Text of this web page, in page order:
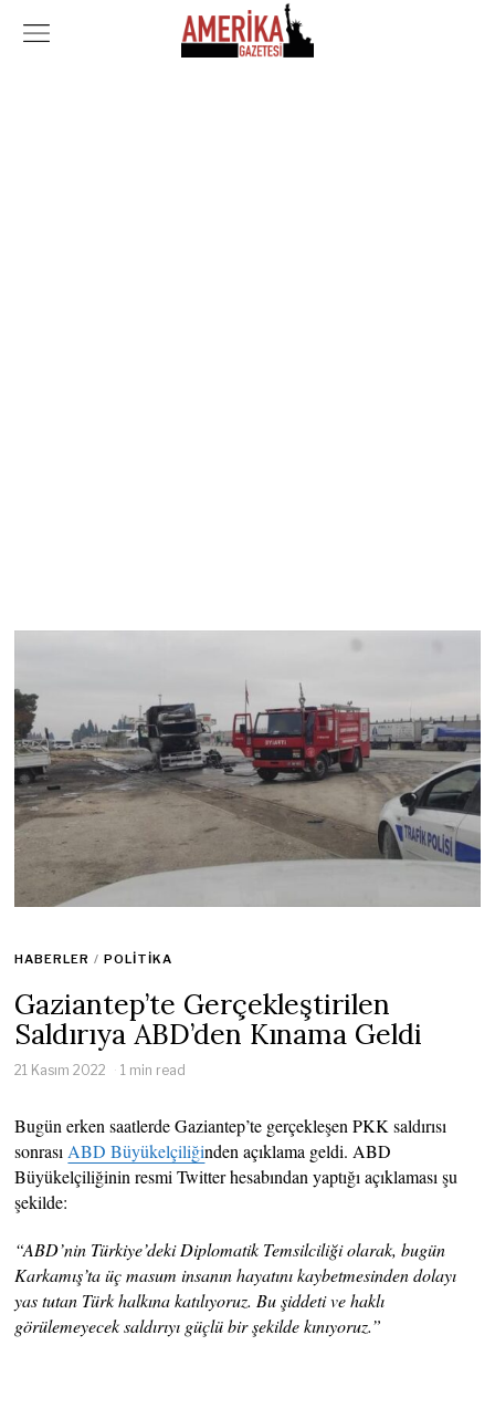
HABERLER / POLITIKA
Gaziantep’te Gerçekleştirilen
Saldırıya ABD’den Kınama Geldi
21 Kasım 2022 1 min read
Bugün erken saatlerde Gaziantep’te gerçekleşen PKK saldırısı
sonrası ABD Büyükelçiliğinden açıklama geldi. ABD
Büyükelçiliğinin resmi Twitter hesabından yaptığı açıklaması şu
şekilde:
“ABD’nin Türkiye’deki Diplomatik Temsilciliği olarak, bugün
Karkamış’ta üç masum insanın hayatını kaybetmesinden dolayı
yas tutan Türk halkına katılıyoruz. Bu şiddeti ve haklı
görülemeyecek saldırıyı güçlü bir şekilde kınıyoruz.”